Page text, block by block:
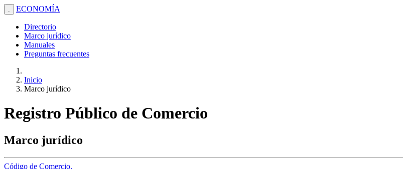
. ECONOMÍA
Directorio
Marco jurídico
Manuales
Preguntas frecuentes
Inicio
Marco jurídico
Registro Público de Comercio
Marco jurídico
Código de Comercio.